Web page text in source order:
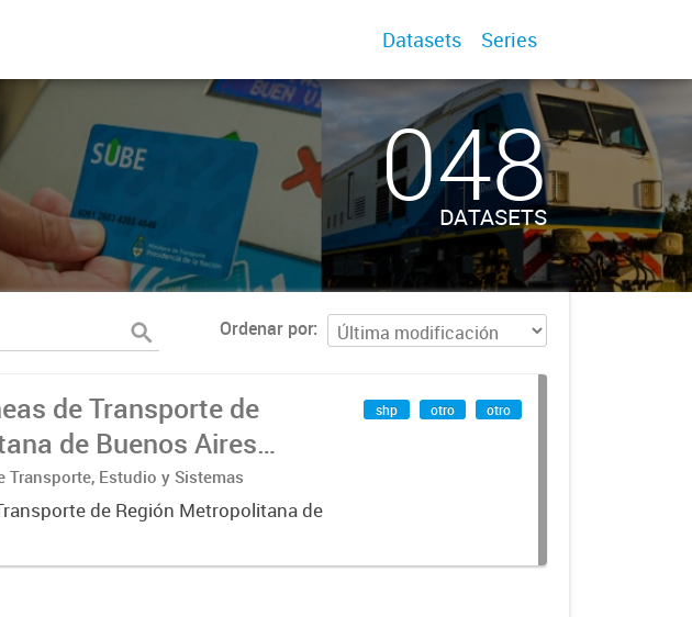
Datasets Series
048
DATASETS
Ordenar por
de Transporte de
de Buenos Aires
Transporte, Estudio y Sistemas
de Región Metropolitana de
shp otro otro